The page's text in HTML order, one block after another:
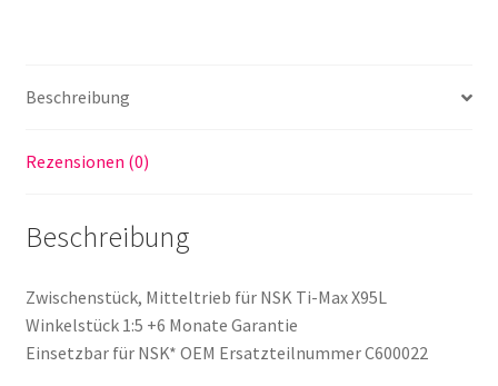
Beschreibung
Rezensionen (0)
Beschreibung
Zwischenstück, Mitteltrieb für NSK Ti-Max X95L
Winkelstück 1:5 +6 Monate Garantie
Einsetzbar für NSK* OEM Ersatzteilnummer C600022